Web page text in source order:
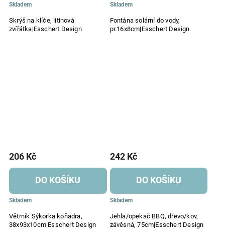
Skrýš na klíče, litinová
zvířátka|Esschert Design
Skladem
Fontána solární do vody,
pr.16x8cm|Esschert Design
Skladem
Větrník Sýkorka koňadra,
38x93x10cm|Esschert Design
Skladem
206 Kč
DO KOŠÍKU
Jehla/opekač BBQ, dřevo/kov,
závěsná, 75cm|Esschert Design
Skladem
242 Kč
DO KOŠÍKU